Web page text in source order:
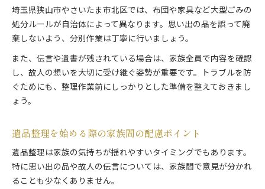
遺品整理と伝言の心のケアを両立する方法
遺品整理中に伝言を家族で共有するメリット
遺品整理と伝言で家族の絆を深めるポイント
遺品整理に活かす伝言の具体的な伝え方
感情の整理を後押しする手順とヒント
遺品整理で心の負担を軽減する工夫と手順
遺品整理の過程で気持ちを整えるサポート策
遺品整理とともに感情の区切りをつける方法
埼玉県狭山市やさいたま市北区では、布団や家具など大型ごみの
処分ルールが自治体によって異なります。思い出の品を誤って廃
棄しないよう、分別作業は丁寧に行いましょう。
また、伝言や遺書が残されている場合は、家族全員で内容を確認
し、故人の想いを大切に受け継ぐ姿勢が重要です。トラブルを防
ぐためにも、整理作業前にしっかりとした準備を整えておきまし
ょう。
遺品整理を始める際の家族間の配慮ポイント
遺品整理は家族の気持ちが揺れやすいタイミングでもあります。
特に思い出の品や故人の伝言については、家族間で意見が分かれ
ることも少なくありません。